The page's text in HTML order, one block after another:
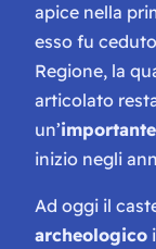
apice nella
esso fu
Regione, la
articolato
un’
inizio negli
Ad oggi il
archeologico